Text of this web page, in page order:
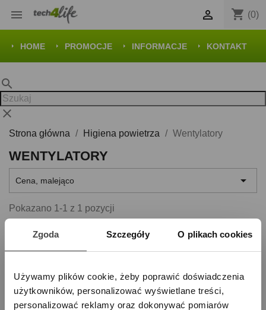
Zgoda Szczegóły O plikach cookies
Używamy plików cookie, żeby poprawić doświadczenia
użytkowników, personalizować wyświetlane treści,
personalizować reklamy oraz dokonywać pomiarów
 shopping_cart (0)

HOME PROMOCJE INFORMACJE KONTAKT
search
clear
Strona główna Higiena powietrza Wentylatory
WENTYLATORY
Cena, malejąco 
Pokazano 1-1 z 1 pozycji